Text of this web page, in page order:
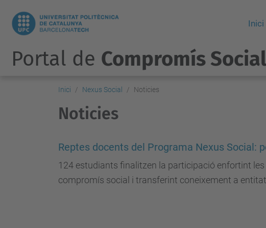
Inici
Portal de Compromís Social
Inici Nexus Social Noticies
Noticies
Reptes docents del Programa Nexus Social:
124 estudiants finalitzen la participació enfortint
compromís social i transferint coneixement a